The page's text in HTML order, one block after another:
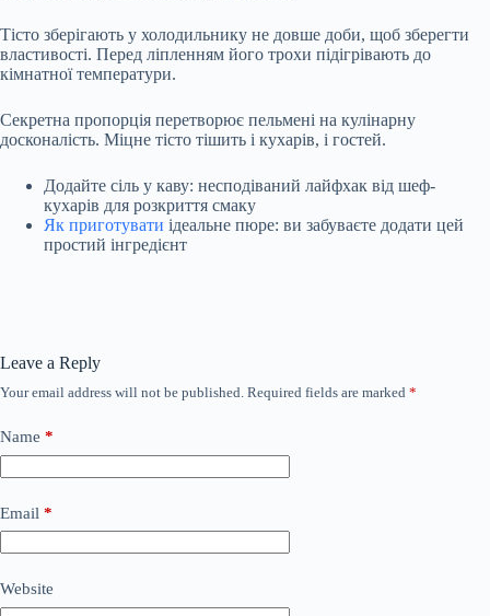
Тісто зберігають у холодильнику не довше доби, щоб зберегти
властивості. Перед ліпленням його трохи підігрівають до
кімнатної температури.
Секретна пропорція перетворює пельмені на кулінарну
досконалість. Міцне тісто тішить і кухарів, і гостей.
Додайте сіль у каву: несподіваний лайфхак від шеф-
кухарів для розкриття смаку
Як приготувати ідеальне пюре: ви забуваєте додати цей
простий інгредієнт
Leave a Reply
Your email address will not be published. Required fields are marked *
Name *
Email *
Website